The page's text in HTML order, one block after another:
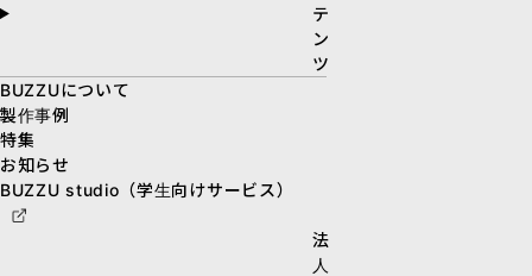
テ
ン
ツ
BUZZUについて
製作事例
特集
お知らせ
BUZZU studio（学生向けサービス）
法
人